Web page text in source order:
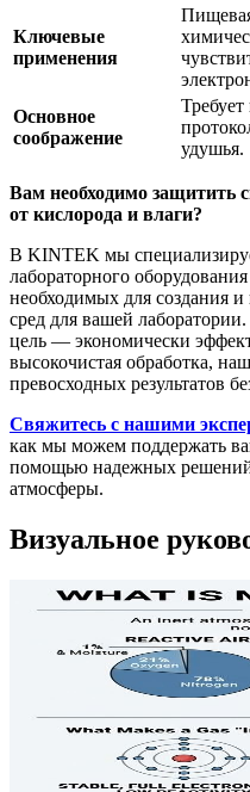
Ключевые
применения
Основное
соображение
удушья.
Вам необходимо защитить
от кислорода и влаги?
В KINTEK мы
лабораторного
необходимых для создания
сред для вашей
цель — экономически
высокочистая обработка,
превосходных результатов
Свяжитесь с нашими
как мы можем поддержать
помощью надежных решений
атмосферы.
Визуальное